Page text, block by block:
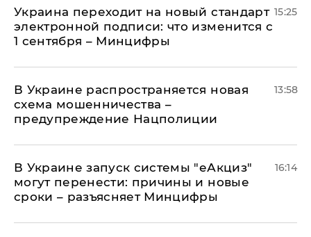
Украина переходит на новый стандарт
электронной подписи: что изменится с
1 сентября – Минцифры
15:25
В Украине распространяется новая
схема мошенничества –
предупреждение Нацполиции
13:58
В Украине запуск системы "еАкциз"
могут перенести: причины и новые
сроки – разъясняет Минцифры
16:14